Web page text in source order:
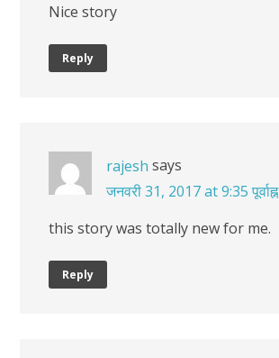
Nice story
Reply
rajesh says
जनवरी 31, 2017 at 9:35 पूर्वाह्न
this story was totally new for me.
Reply